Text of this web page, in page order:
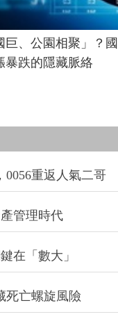
巨、公園相聚」？
暴跌的隱藏脈絡
0056重返人氣二哥
管理時代
在「數大」
死亡螺旋風險